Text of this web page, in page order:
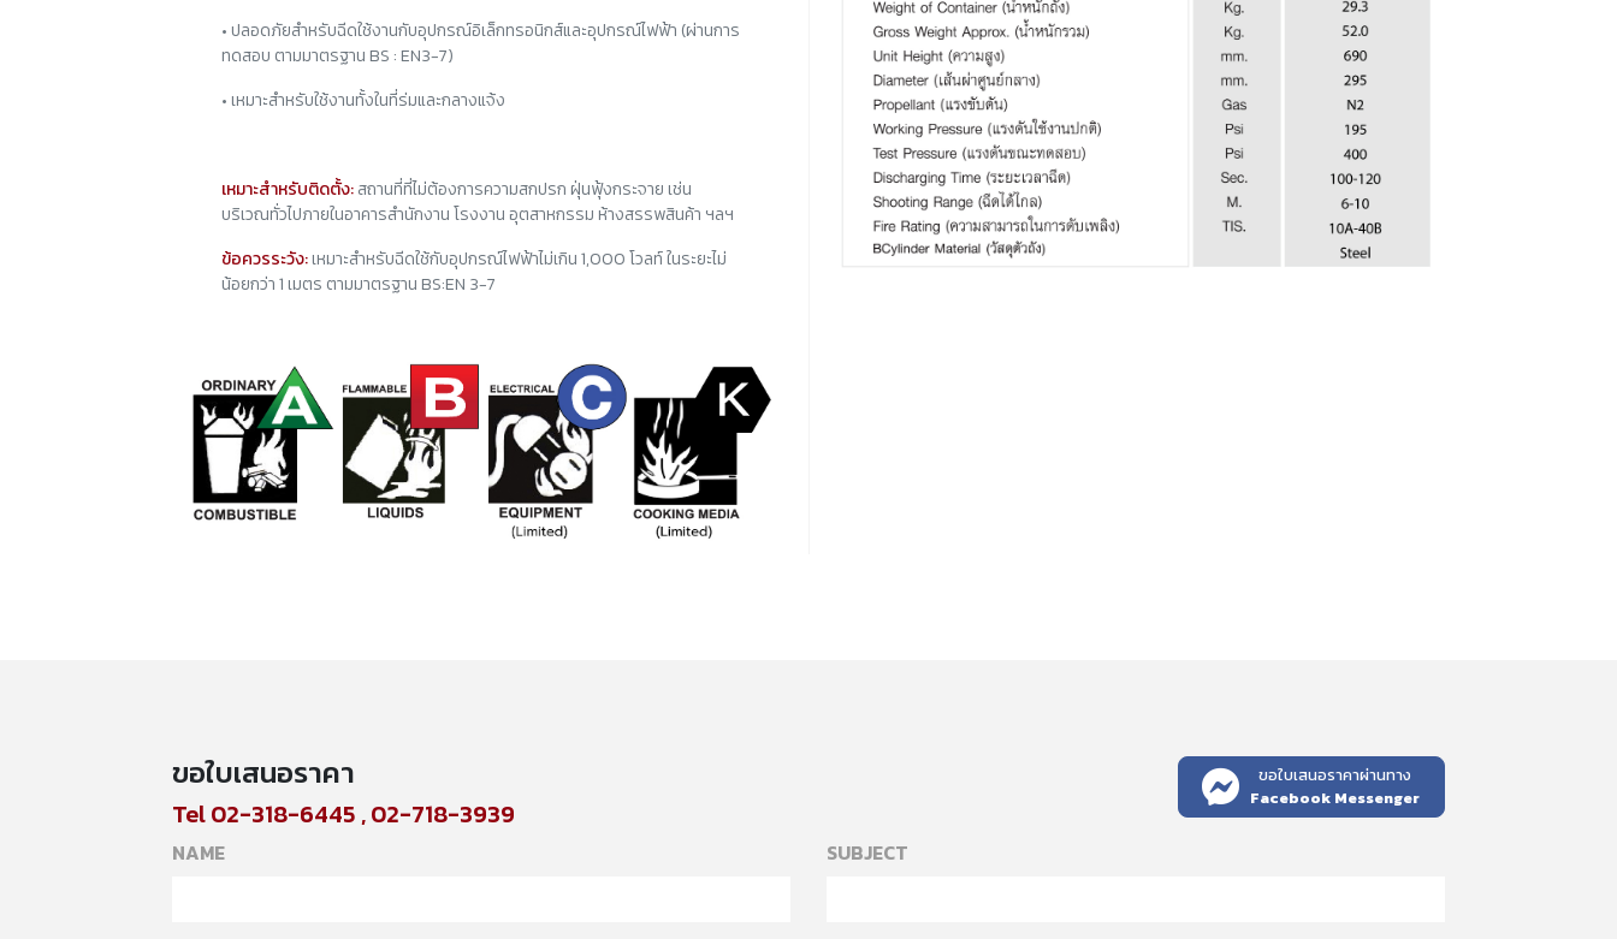
• ปลอดภัยสำหรับฉีดใช้งานกับอุปกรณ์อิเล็กทรอนิกส์และอุปกรณ์ไฟฟ้า (ผ่านการ
ทดสอบ ตามมาตรฐาน BS : EN3-7)
• เหมาะสำหรับใช้งานทั้งในที่ร่มและกลางแจ้ง
เหมาะสำหรับติดตั้ง:สถานที่ที่ไม่ต้องการความสกปรก ฝุ่นฟุ้งกระจาย เช่น
บริเวณทั่วไปภายในอาคารสำนักงาน โรงงาน อุตสาหกรรม ห้างสรรพสินค้า ฯลฯ
ข้อควรระวัง:เหมาะสำหรับฉีดใช้กับอุปกรณ์ไฟฟ้าไม่เกิน 1,000 โวลท์ ในระยะไม่
น้อยกว่า 1 เมตร ตามมาตรฐาน BS:EN 3-7
ขอใบเสนอราคา
Tel 02-318-6445 , 02-718-3939
ขอใบเสนอราคาผ่านทาง
Facebook Messenger
NAME SUBJECT